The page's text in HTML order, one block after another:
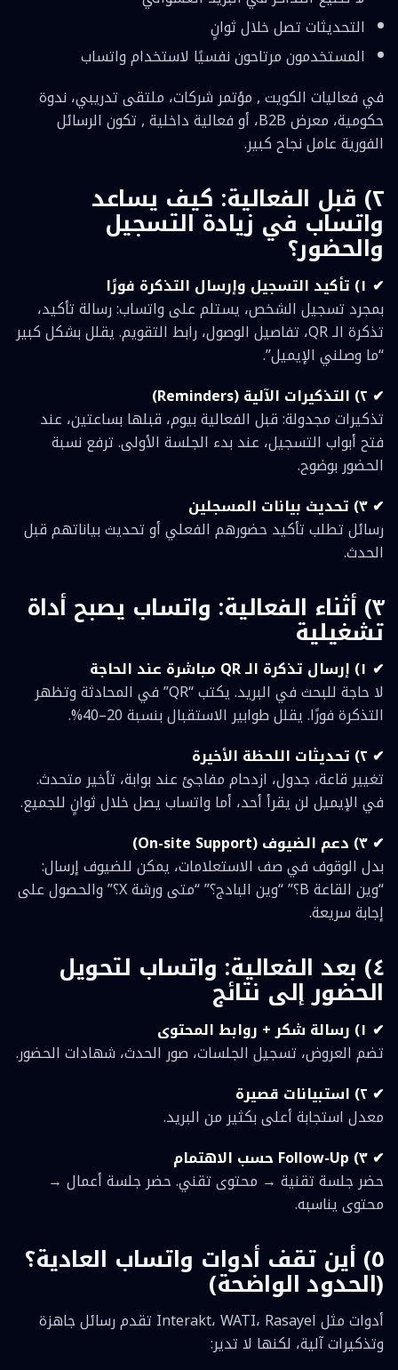
التحديثات تصل خلال ثوانٍ
المستخدمون مرتاحون نفسيًا لاستخدام واتساب
في فعاليات الكويت , مؤتمر شركات، ملتقى تدريبي، ندوة
حكومية، معرض B2B، أو فعالية داخلية , تكون الرسائل
الفورية عامل نجاح كبير.
٢) قبل الفعالية: كيف يساعد
واتساب في زيادة التسجيل
والحضور؟
✔ ١) تأكيد التسجيل وإرسال التذكرة فورًا
بمجرد تسجيل الشخص، يستلم على واتساب: رسالة تأكيد،
تذكرة الـ QR، تفاصيل الوصول، رابط التقويم. يقلل بشكل كبير
“ما وصلني الإيميل”.
✔ ٢) التذكيرات الآلية (Reminders)
تذكيرات مجدولة: قبل الفعالية بيوم، قبلها بساعتين، عند
فتح أبواب التسجيل، عند بدء الجلسة الأولى. ترفع نسبة
الحضور بوضوح.
✔ ٣) تحديث بيانات المسجلين
رسائل تطلب تأكيد حضورهم الفعلي أو تحديث بياناتهم قبل
الحدث.
٣) أثناء الفعالية: واتساب يصبح أداة
تشغيلية
✔ ١) إرسال تذكرة الـ QR مباشرة عند الحاجة
لا حاجة للبحث في البريد. يكتب “QR” في المحادثة وتظهر
التذكرة فورًا. يقلل طوابير الاستقبال بنسبة 20–40%.
✔ ٢) تحديثات اللحظة الأخيرة
تغيير قاعة، جدول، ازدحام مفاجئ عند بوابة، تأخير متحدث.
في الإيميل لن يقرأ أحد، أما واتساب يصل خلال ثوانٍ للجميع.
✔ ٣) دعم الضيوف (On-site Support)
بدل الوقوف في صف الاستعلامات، يمكن للضيوف إرسال:
“وين القاعة B؟” “وين البادج؟” “متى ورشة X؟” والحصول على
إجابة سريعة.
٤) بعد الفعالية: واتساب لتحويل
الحضور إلى نتائج
✔ ١) رسالة شكر + روابط المحتوى
تضم العروض، تسجيل الجلسات، صور الحدث، شهادات الحضور.
✔ ٢) استبيانات قصيرة
معدل استجابة أعلى بكثير من البريد.
✔ ٣) Follow-Up حسب الاهتمام
حضر جلسة تقنية → محتوى تقني. حضر جلسة أعمال →
محتوى يناسبه.
٥) أين تقف أدوات واتساب العادية؟
(الحدود الواضحة)
أدوات مثل Interakt، WATI، Rasayel تقدم رسائل جاهزة
وتذكيرات آلية، لكنها لا تدير: